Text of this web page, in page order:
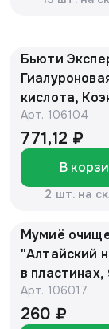
Бьюти
кислота,
Q10 725мг №
(БАД)
Арт. 106104
771,12 ₽
В
2 шт. на
Мумиё
"Алтайский
в
Арт. 106017
260 ₽